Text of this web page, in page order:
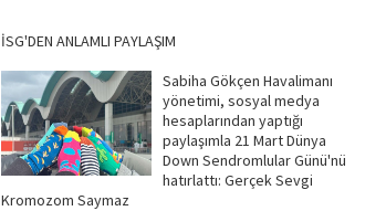
İSG'DEN ANLAMLI PAYLAŞIM
Sabiha Gökçen Havalimanı
yönetimi, sosyal medya
hesaplarından yaptığı
paylaşımla 21 Mart Dünya
Down Sendromlular Günü'nü
hatırlattı: Gerçek Sevgi
Kromozom Saymaz